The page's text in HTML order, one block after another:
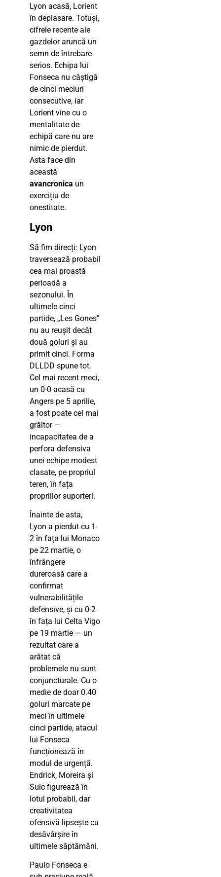
Lyon acasă, Lorient
în deplasare. Totuși,
cifrele recente ale
gazdelor aruncă un
semn de întrebare
serios. Echipa lui
Fonseca nu câștigă
de cinci meciuri
consecutive, iar
Lorient vine cu o
mentalitate de
echipă care nu are
nimic de pierdut.
Asta face din
această
avancronica un
exercițiu de
onestitate.
Lyon
Să fim direcți: Lyon
traversează probabil
cea mai proastă
perioadă a
sezonului. În
ultimele cinci
partide, „Les Gones”
nu au reușit decât
două goluri și au
primit cinci. Forma
DLLDD spune tot.
Cel mai recent meci,
un 0-0 acasă cu
Angers pe 5 aprilie,
a fost poate cel mai
grăitor —
incapacitatea de a
perfora defensiva
unei echipe modest
clasate, pe propriul
teren, în fața
propriilor suporteri.
Înainte de asta,
Lyon a pierdut cu 1-
2 în fața lui Monaco
pe 22 martie, o
înfrângere
dureroasă care a
confirmat
vulnerabilitățile
defensive, și cu 0-2
în fața lui Celta Vigo
pe 19 martie — un
rezultat care a
arătat că
problemele nu sunt
conjuncturale. Cu o
medie de doar 0.40
goluri marcate pe
meci în ultimele
cinci partide, atacul
lui Fonseca
funcționează în
modul de urgență.
Endrick, Moreira și
Sulc figurează în
lotul probabil, dar
creativitatea
ofensivă lipsește cu
desăvârșire în
ultimele săptămâni.
Paulo Fonseca e